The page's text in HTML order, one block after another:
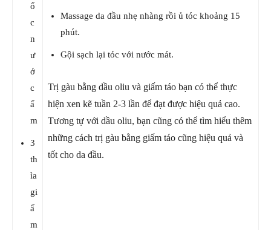
ố
c
n
ư
ớ
c
ấ
m
3
th
ìa
gi
ấ
m
Massage da đầu nhẹ nhàng rồi ủ tóc khoảng 15
phút.
Gội sạch lại tóc với nước mát.
Trị gàu bằng dầu oliu và giấm táo bạn có thể thực
hiện xen kẽ tuần 2-3 lần để đạt được hiệu quả cao.
Tương tự với dầu oliu, bạn cũng có thể tìm hiểu thêm
những cách trị gàu bằng giấm táo cũng hiệu quả và
tốt cho da đầu.